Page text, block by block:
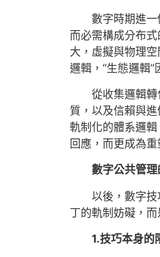
數字時期進
而必需構成分布
大，虛擬與物理
邏輯，“生態邏輯
從收集邏輯
質，以及信賴與
軌制化的體系邏
回應，而更成為
數字公共管理
以後，數字
丁的軌制妨礙，
1.技巧本身的